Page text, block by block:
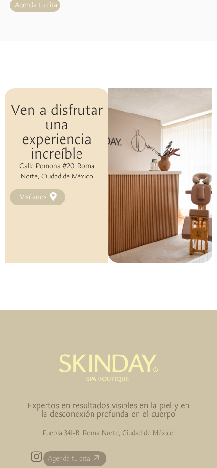
Agenda tu cita
Ven a disfrutar
una
experiencia
increíble
Calle Pomona #20, Roma
Norte, Ciudad de México
Visítanos
Expertos en resultados visibles en la piel y en
la desconexión profunda en el cuerpo
Puebla 341-B, Roma Norte, Ciudad de México
Agenda tu cita